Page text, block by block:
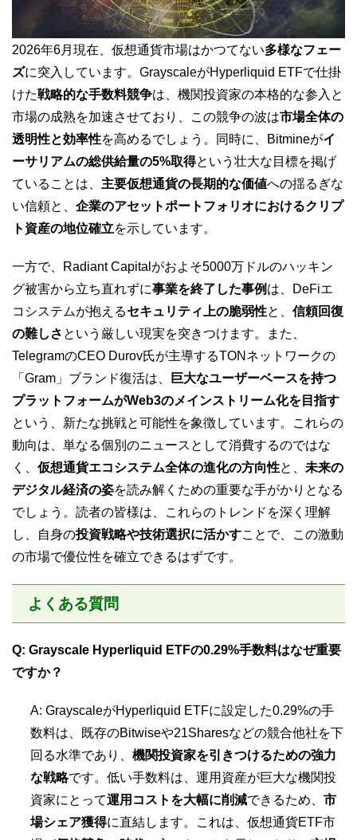
2026年6月現在、仮想通貨市場はかつてない多様なフェー
ズに突入しています。GrayscaleがHyperliquid ETFで仕掛
けた戦略的な手数料競争は、機関投資家の本格的な参入と
市場の成熟を加速させており、この競争の波は市場全体の
透明性と効率性を高めるでしょう。同時に、Bitmineがイ
ーサリアムの総供給量の5%取得という壮大な目標を掲げ
ていることは、 主要仮想通貨の長期的な価値への揺るぎな
い信頼と、 企業のアセットポートフォリオにおけるクリプ
ト資産の地位確立を示しています。
一方で、Radiant Capitalがおよそ5000万ドルのハッキン
グ被害から立ち直れずに事業を終了した事例 は、DeFiエ
コシステムが抱えるセキュリティ上の脆弱性と、 信頼回復
の難しさ という厳しい現実を突きつけます。また、
TelegramのCEO Durov氏が主導するTONネットワークの
「Gram」ブランド復活は、
巨大なユーザーベースを持つ
プラットフォームがWeb3のメインストリーム化を目指す
という、新たな挑戦と可能性を象徴しています。これらの
動向は、単なる個別のニュースとして消費するのではな
く、 仮想通貨エコシステム全体の進化の方向性と、 未来の
デジタル経済の姿を読み解くための重要な手がかりとなる
でしょう。読者の皆様は、これらのトレンドを深く理解
し、自身の投資戦略や技術選択に活かすことで、この激動
の市場で優位性を確立できるはずです。
よくある質問
Q: Grayscale Hyperliquid ETFの0.29%手数料はなぜ重要
ですか？
A: GrayscaleがHyperliquid ETFに設定した0.29%の手
数料は、既存のBitwiseや21Sharesなどの競合他社を下
回る水準であり、機関投資家を引きつけるための強力
な戦略です。低い手数料は、運用資産が巨大な機関投
資家にとって運用コストを大幅に削減できるため、市
場シェア獲得に直結します。これは、仮想通貨ETF市